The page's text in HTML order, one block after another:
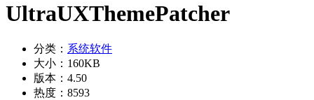
UltraUXThemePatcher
分类： 系统软件
大小： 160KB
版本： 4.50
热度： 8593